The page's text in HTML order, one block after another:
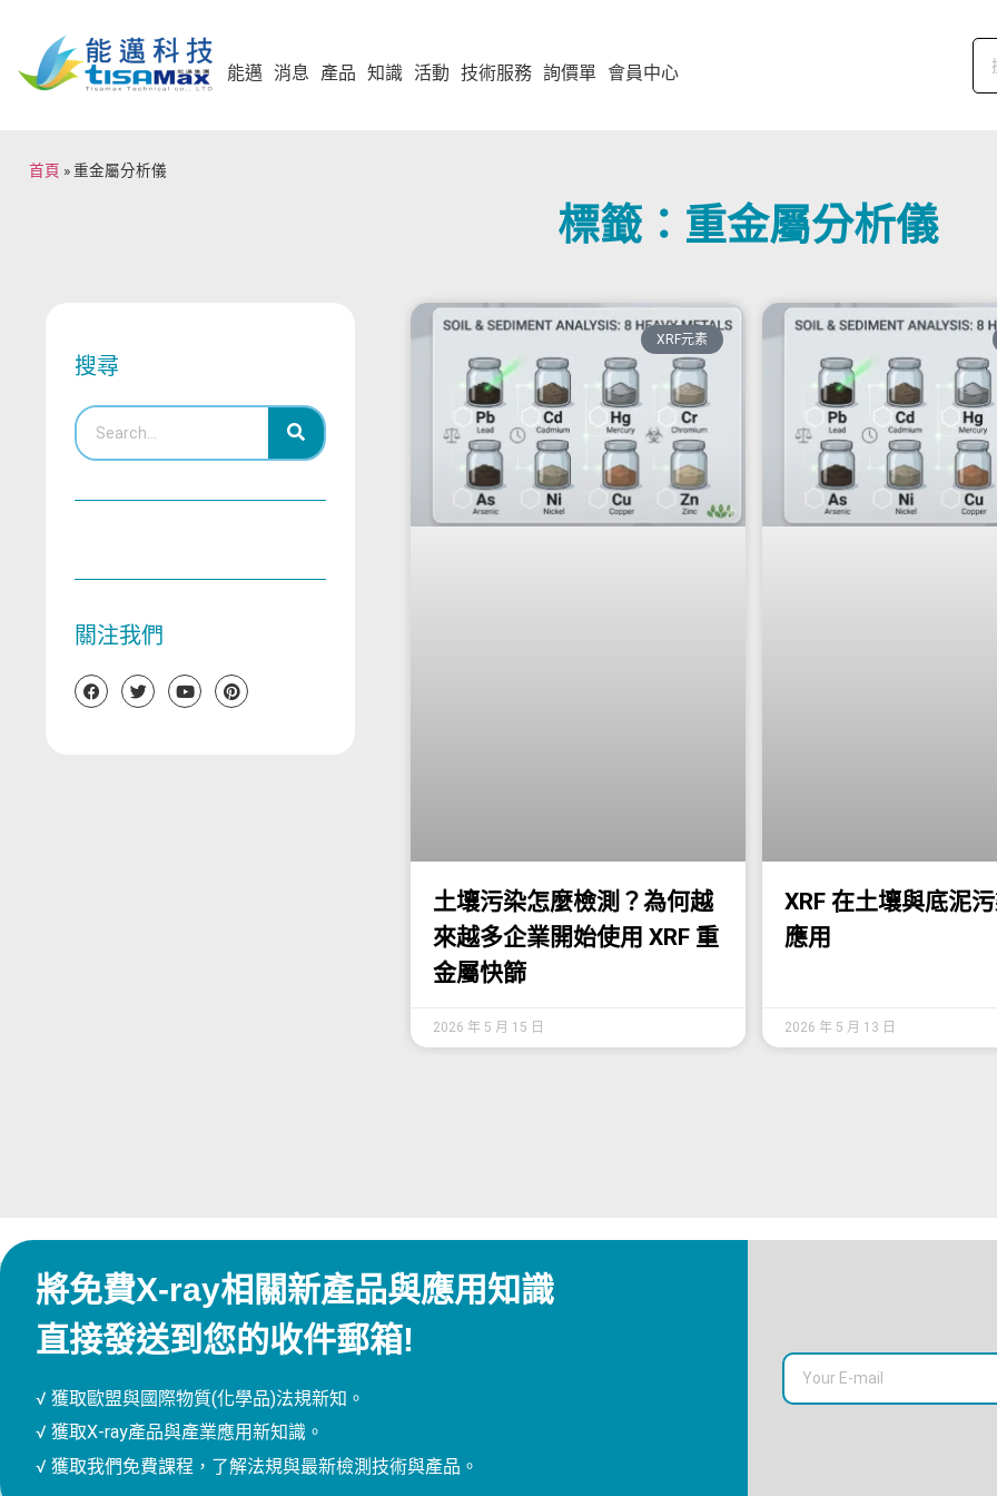
能邁 消息 產品 知識 活動 技術服務 詢價單 會員中心
首頁 »重金屬分析儀
標籤：重金屬分析儀
搜尋
關注我們
XRF元素
土壤污染怎麼檢測？為何越
來越多企業開始使用 XRF 重
金屬快篩
2026 年 5 月 15 日
XRF 在土壤與底泥
應用
2026 年 5 月 13 日
將免費X-ray相關新產品與應用知識
直接發送到您的收件郵箱!
√ 獲取歐盟與國際物質(化學品)法規新知。
√ 獲取X-ray產品與產業應用新知識。
√ 獲取我們免費課程，了解法規與最新檢測技術與產品。